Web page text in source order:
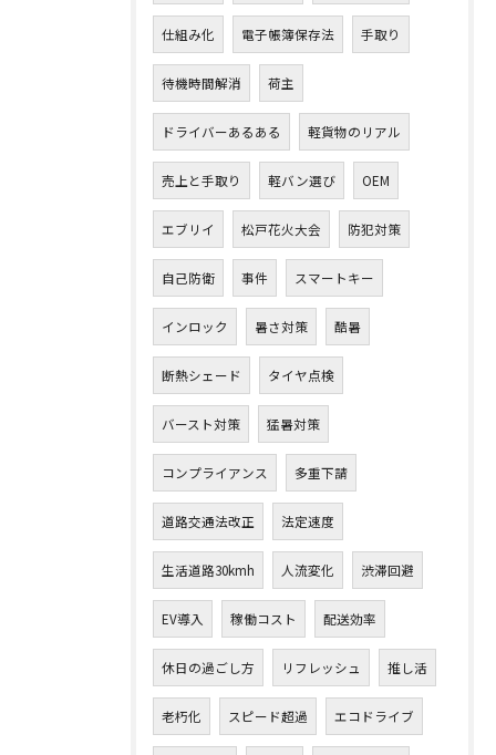
仕組み化 電子帳簿保存法 手取り
待機時間解消 荷主
ドライバーあるある 軽貨物のリアル
売上と手取り 軽バン選び OEM
エブリイ 松戸花火大会 防犯対策
自己防衛 事件 スマートキー
インロック 暑さ対策 酷暑
断熱シェード タイヤ点検
バースト対策 猛暑対策
コンプライアンス 多重下請
道路交通法改正 法定速度
生活道路30kmh 人流変化 渋滞回避
EV導入 稼働コスト 配送効率
休日の過ごし方 リフレッシュ 推し活
老朽化 スピード超過 エコドライブ